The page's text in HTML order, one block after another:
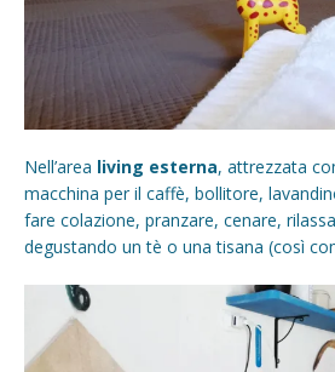
Nell’area living esterna, attrezzata
macchina per il caffè, bollitore,
fare colazione, pranzare, cenare,
degustando un tè o una tisana (così